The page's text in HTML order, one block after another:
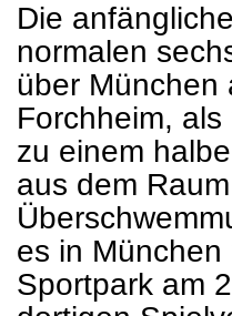
Die
normalen
über München
Forchheim,
zu einem
aus dem
es in
Sportpark am